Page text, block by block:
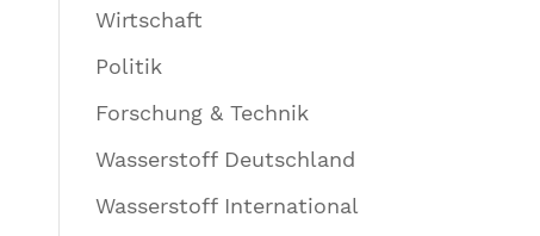
Wirtschaft
Politik
Forschung & Technik
Wasserstoff Deutschland
Wasserstoff International